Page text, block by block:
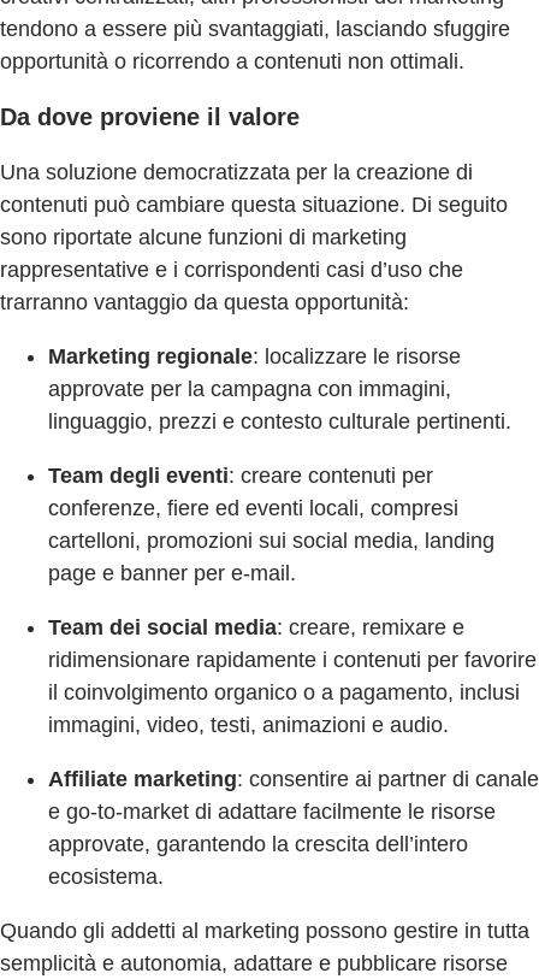
tendono a essere più svantaggiati, lasciando sfuggire
opportunità o ricorrendo a contenuti non ottimali.
Da dove proviene il valore
Una soluzione democratizzata per la creazione di
contenuti può cambiare questa situazione. Di seguito
sono riportate alcune funzioni di marketing
rappresentative e i corrispondenti casi d’uso che
trarranno vantaggio da questa opportunità:
Marketing regionale: localizzare le risorse
approvate per la campagna con immagini,
linguaggio, prezzi e contesto culturale pertinenti.
Team degli eventi: creare contenuti per
conferenze, fiere ed eventi locali, compresi
cartelloni, promozioni sui social media, landing
page e banner per e-mail.
Team dei social media: creare, remixare e
ridimensionare rapidamente i contenuti per favorire
il coinvolgimento organico o a pagamento, inclusi
immagini, video, testi, animazioni e audio.
Affiliate marketing: consentire ai partner di canale
e go-to-market di adattare facilmente le risorse
approvate, garantendo la crescita dell’intero
ecosistema.
Quando gli addetti al marketing possono gestire in tutta
semplicità e autonomia, adattare e pubblicare risorse